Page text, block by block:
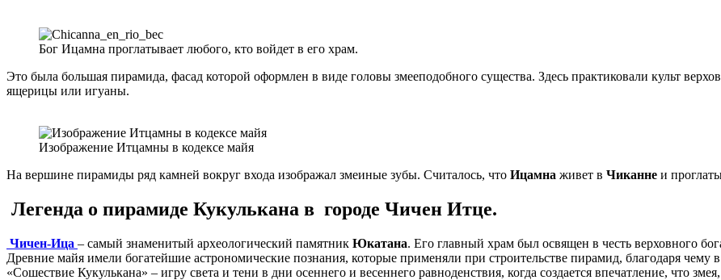
Бог Ицамна проглатывает любого, кто войдет в его храм.
Это была большая пирамида, фасад которой оформлен в виде головы змееподобного существа. Здесь практиковали культ
ящерицы или игуаны.
Изображение Итцамны в кодексе майя
На вершине пирамиды ряд камней вокруг входа изображал змеиные зубы. Считалось, что Ицамна живет в Чиканне и
Легенда о пирамиде Кукулькана в городе Чичен Итце.
Чичен-Ица – самый знаменитый археологический памятник Юкатана. Его главный храм был освящен в честь верховного
Древние майя имели богатейшие астрономические познания, которые применяли при строительстве пирамид, благодаря чему
«Сошествие Кукулькана» – игру света и тени в дни осеннего и весеннего равноденствия, когда создается впечатление, что